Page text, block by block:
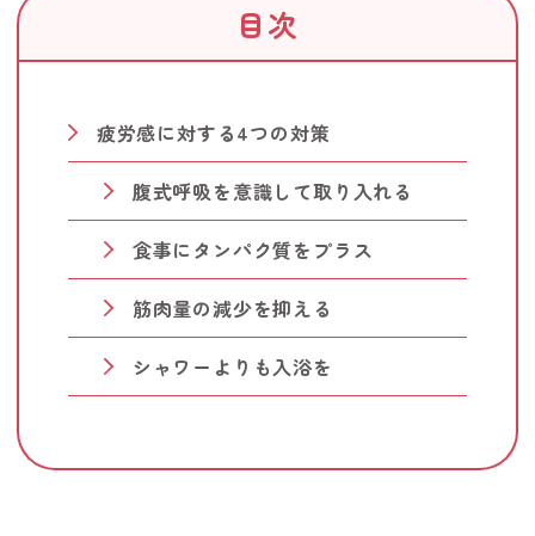
目次
疲労感に対する4つの対策
腹式呼吸を意識して取り入れる
食事にタンパク質をプラス
筋肉量の減少を抑える
シャワーよりも入浴を